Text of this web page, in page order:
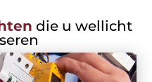
die u wellicht